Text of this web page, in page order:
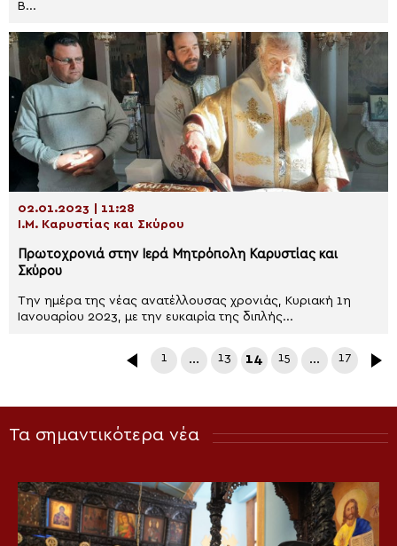
Β...
02.01.2023 | 11:28
Ι.Μ. Καρυστίας και Σκύρου
Πρωτοχρονιά στην Ιερά Μητρόπολη Καρυστίας και
Σκύρου
Την ημέρα της νέας ανατέλλουσας χρονιάς, Κυριακή 1η
Ιανουαρίου 2023, με την ευκαιρία της διπλής...
1 … 13 14 15 … 17
Τα σημαντικότερα νέα